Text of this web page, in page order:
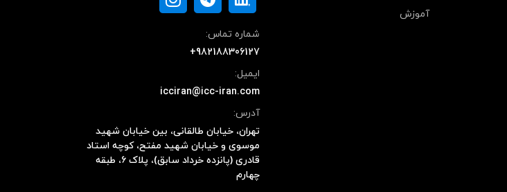
آموزش
شماره تماس:
+982188306127
ایمیل:
icciran@icc-iran.com
آدرس:
تهران، خیابان طالقانی، بین خیابان شهید
موسوی و خیابان شهید مفتح، کوچه استاد
قادری (پانزده خرداد سابق)، پلاک ۶، طبقه
چهارم